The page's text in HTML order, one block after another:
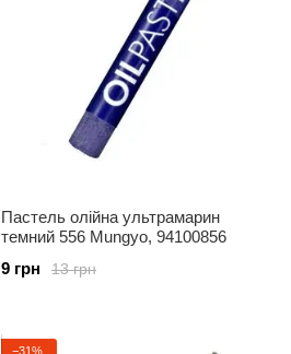
Пастель олійна ультрамарин
темний 556 Mungyo, 94100856
13 грн
9 грн
−31%